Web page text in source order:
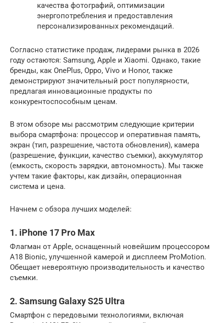
качества фотографий, оптимизации
энергопотребления и предоставления
персонализированных рекомендаций.
Согласно статистике продаж, лидерами рынка в 2026
году остаются: Samsung, Apple и Xiaomi. Однако, такие
бренды, как OnePlus, Oppo, Vivo и Honor, также
демонстрируют значительный рост популярности,
предлагая инновационные продукты по
конкурентоспособным ценам.
В этом обзоре мы рассмотрим следующие критерии
выбора смартфона: процессор и оперативная память,
экран (тип, разрешение, частота обновления), камера
(разрешение, функции, качество съемки), аккумулятор
(емкость, скорость зарядки, автономность). Мы также
учтем такие факторы, как дизайн, операционная
система и цена.
Начнем с обзора лучших моделей:
1. iPhone 17 Pro Max
Флагман от Apple, оснащенный новейшим процессором
A18 Bionic, улучшенной камерой и дисплеем ProMotion.
Обещает невероятную производительность и качество
съемки.
2. Samsung Galaxy S25 Ultra
Смартфон с передовыми технологиями, включая